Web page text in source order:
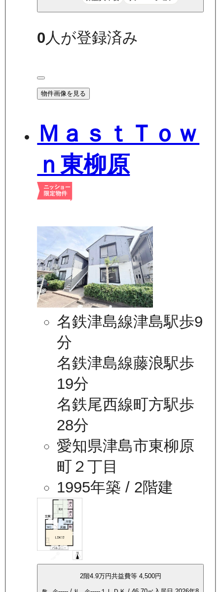
0人が登録済み
物件画像を見る
ＭａｓｔＴｏｗ
ｎ東柳原
名鉄津島線津島駅歩9
分
名鉄津島線藤浪駅歩
19分
名鉄尾西線町方駅歩
28分
愛知県津島市東柳原
町２丁目
1995年築 / 2階建
2階4.9万円共益費等 4,500円